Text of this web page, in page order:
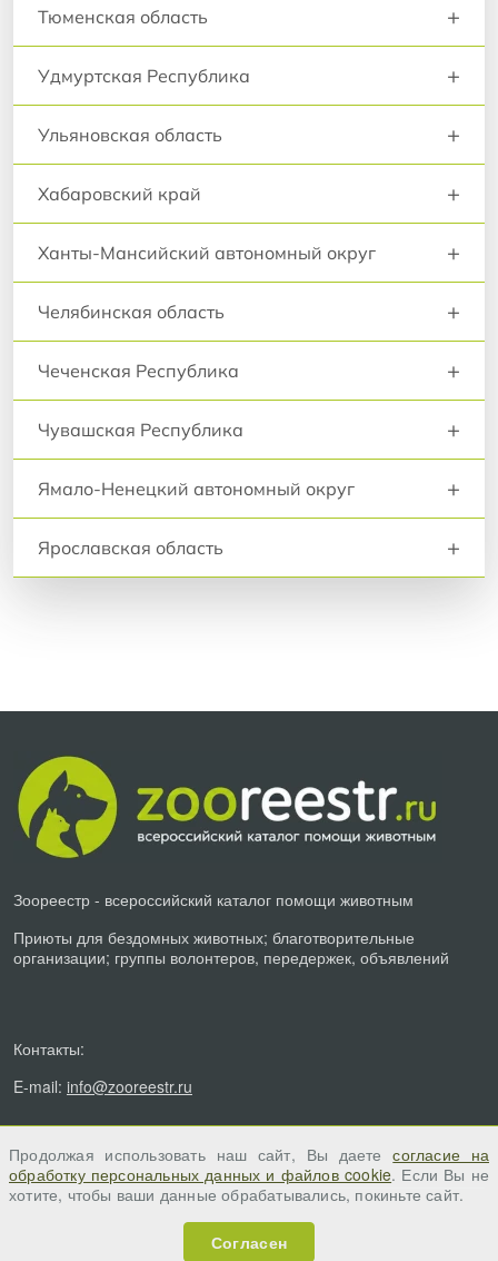
Тюменская область +
Удмуртская Республика +
Ульяновская область +
Хабаровский край +
Ханты-Мансийский автономный округ +
Челябинская область +
Чеченская Республика +
Чувашская Республика +
Ямало-Ненецкий автономный округ +
Ярославская область +
Зоореестр - всероссийский каталог помощи животным
Приюты для бездомных животных; благотворительные
организации; группы волонтеров, передержек, объявлений
Контакты:
E-mail: info@zooreestr.ru
Продолжая использовать наш сайт, Вы даетесогласие на
обработку персональных данных и файлов cookie. Если Вы не
хотите, чтобы ваши данные обрабатывались, покиньте сайт.
Согласен